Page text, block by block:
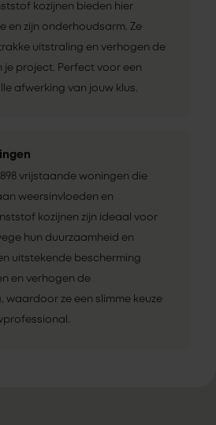
kozijnen bieden hier
en zijn onderhoudsarm. Ze
uitstraling en verhogen de
je project. Perfect voor een
afwerking van jouw klus.
vrijstaande woningen die
weersinvloeden en
kozijnen zijn ideaal voor
hun duurzaamheid en
uitstekende bescherming
en verhogen de
waardoor ze een slimme keuze